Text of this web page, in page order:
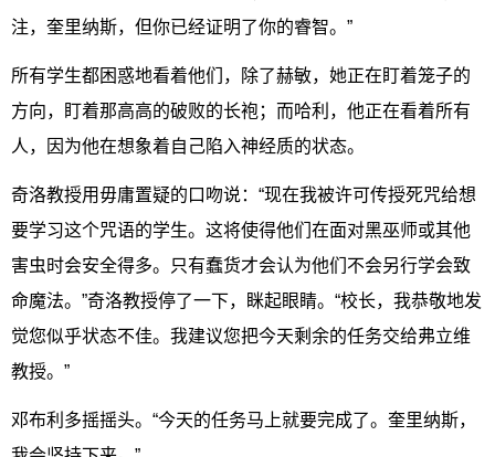
注，奎里纳斯，但你已经证明了你的睿智。”
所有学生都困惑地看着他们，除了赫敏，她正在盯着笼子的
方向，盯着那高高的破败的长袍；而哈利，他正在看着所有
人，因为他在想象着自己陷入神经质的状态。
奇洛教授用毋庸置疑的口吻说：“现在我被许可传授死咒给想
要学习这个咒语的学生。这将使得他们在面对黑巫师或其他
害虫时会安全得多。只有蠢货才会认为他们不会另行学会致
命魔法。”奇洛教授停了一下，眯起眼睛。“校长，我恭敬地发
觉您似乎状态不佳。我建议您把今天剩余的任务交给弗立维
教授。”
邓布利多摇摇头。“今天的任务马上就要完成了。奎里纳斯，